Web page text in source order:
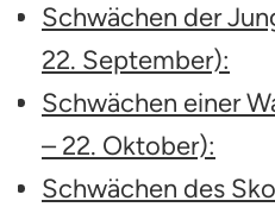
Schwächen der
22. September):
Schwächen einer
– 22. Oktober):
Schwächen des